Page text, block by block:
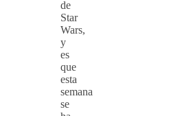
de
Star
Wars,
y
es
que
esta
semana
se